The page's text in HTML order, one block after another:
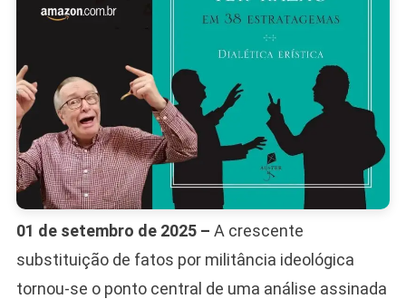
01 de setembro de 2025 – A crescente
substituição de fatos por militância ideológica
tornou-se o ponto central de uma análise assinada